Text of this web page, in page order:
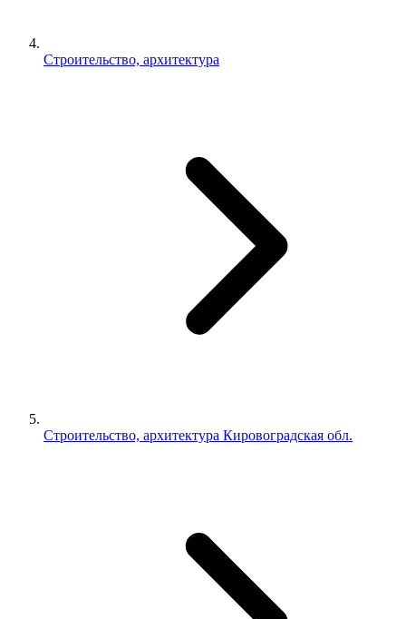
Строительство, архитектура
Строительство, архитектура Кировоградская обл.